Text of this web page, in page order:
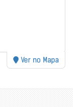
Ver no Mapa